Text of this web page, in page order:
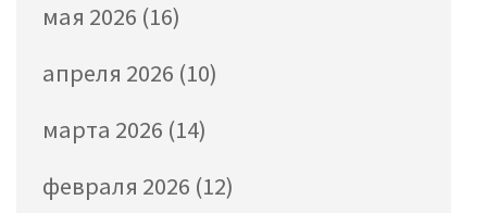
мая 2026 (16)
апреля 2026 (10)
марта 2026 (14)
февраля 2026 (12)